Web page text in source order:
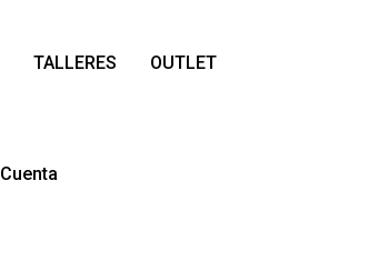
TALLERES OUTLET
Cuenta